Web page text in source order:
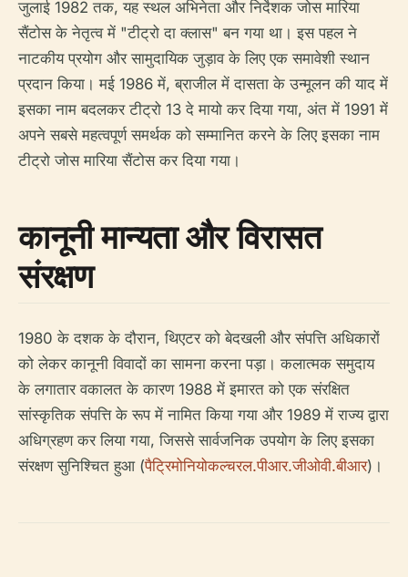
जुलाई 1982 तक, यह स्थल अभिनेता और निर्देशक जोस मारिया
सैंटोस के नेतृत्व में "टीट्रो दा क्लास" बन गया था। इस पहल ने
नाटकीय प्रयोग और सामुदायिक जुड़ाव के लिए एक समावेशी स्थान
प्रदान किया। मई 1986 में, ब्राजील में दासता के उन्मूलन की याद में
इसका नाम बदलकर टीट्रो 13 दे मायो कर दिया गया, अंत में 1991 में
अपने सबसे महत्वपूर्ण समर्थक को सम्मानित करने के लिए इसका नाम
टीट्रो जोस मारिया सैंटोस कर दिया गया।
कानूनी मान्यता और विरासत
संरक्षण
1980 के दशक के दौरान, थिएटर को बेदखली और संपत्ति अधिकारों
को लेकर कानूनी विवादों का सामना करना पड़ा। कलात्मक समुदाय
के लगातार वकालत के कारण 1988 में इमारत को एक संरक्षित
सांस्कृतिक संपत्ति के रूप में नामित किया गया और 1989 में राज्य द्वारा
अधिग्रहण कर लिया गया, जिससे सार्वजनिक उपयोग के लिए इसका
संरक्षण सुनिश्चित हुआ (पैट्रिमोनियोकल्चरल.पीआर.जीओवी.बीआर)।